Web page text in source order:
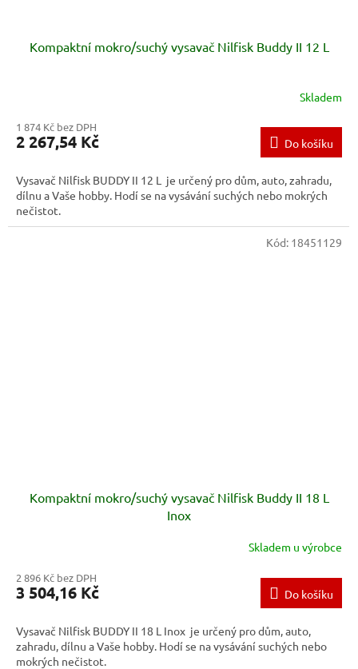
Kompaktní mokro/suchý vysavač Nilfisk Buddy II 12 L
Skladem
1 874 Kč bez DPH
2 267,54 Kč Do košíku
Vysavač Nilfisk BUDDY II 12 L je určený pro dům, auto, zahradu,
dílnu a Vaše hobby. Hodí se na vysávání suchých nebo mokrých
nečistot.
Kompaktní mokro/suchý vysavač Nilfisk Buddy II 18 L
Inox
Skladem u výrobce
2 896 Kč bez DPH
3 504,16 Kč Do košíku
Vysavač Nilfisk BUDDY II 18 L Inox je určený pro dům, auto,
zahradu, dílnu a Vaše hobby. Hodí se na vysávání suchých nebo
mokrých nečistot.
Kód: 18451129